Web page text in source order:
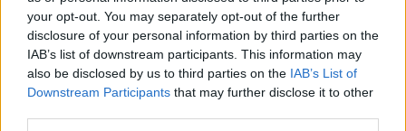
your opt-out. You may separately opt-out of the further
disclosure of your personal information by third parties on the
IAB’s list of downstream participants. This information may
also be disclosed by us to third parties on the IAB’s List of
Downstream Participants that may further disclose it to other